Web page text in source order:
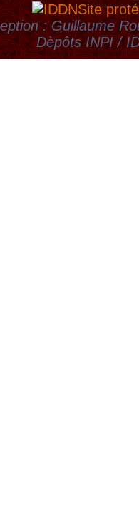
Site
: Guillaume
Dèpôts INPI /